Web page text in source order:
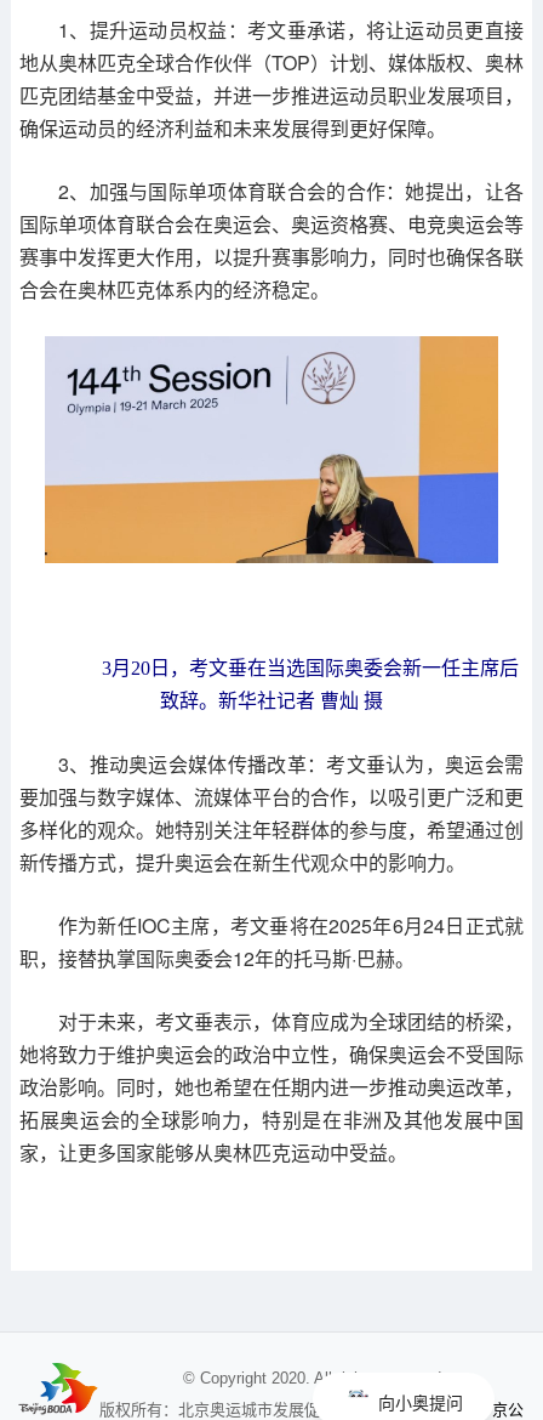
1、提升运动员权益：考文垂承诺，将让运动员更直接
地从奥林匹克全球合作伙伴（TOP）计划、媒体版权、奥林
匹克团结基金中受益，并进一步推进运动员职业发展项目，
确保运动员的经济利益和未来发展得到更好保障。
2、加强与国际单项体育联合会的合作：她提出，让各
国际单项体育联合会在奥运会、奥运资格赛、电竞奥运会等
赛事中发挥更大作用，以提升赛事影响力，同时也确保各联
合会在奥林匹克体系内的经济稳定。
3月20日，考文垂在当选国际奥委会新一任主席后
致辞。新华社记者 曹灿 摄
3、推动奥运会媒体传播改革：考文垂认为，奥运会需
要加强与数字媒体、流媒体平台的合作，以吸引更广泛和更
多样化的观众。她特别关注年轻群体的参与度，希望通过创
新传播方式，提升奥运会在新生代观众中的影响力。
作为新任IOC主席，考文垂将在2025年6月24日正式就
职，接替执掌国际奥委会12年的托马斯·巴赫。
对于未来，考文垂表示，体育应成为全球团结的桥梁，
她将致力于维护奥运会的政治中立性，确保奥运会不受国际
政治影响。同时，她也希望在任期内进一步推动奥运改革，
拓展奥运会的全球影响力，特别是在非洲及其他发展中国
家，让更多国家能够从奥林匹克运动中受益。
向小奥提问
© Copyright 2020. All rights reserved
版权所有：北京奥运城市发展促进会 未经授权不得使用 京公